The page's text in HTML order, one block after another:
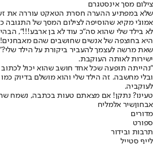
צילום מסך אינסטגרם
שלא במפתיע ההערה חסרת הטאקט עוררה את
אמוג'י מקיא שהוסיפה לצילום המסך של
לא בילד שלי שהוא סה״כ עוד לא בן ארבע!!!",
היא בחוצפה של אנשים שחושבים שהם
שאת מרשה לעצמך להעביר ביקורת על הילד
ישירות לאותה העוקבת.
"נהייתה תופעה שכל אחד חושב שהוא יכול
ובלי מחשבה. זה הילד שלי והוא מושלם בדיוק
לעוקביה.
טעינו? נתקן! אם מצאתם טעות בכתבה, נשמח
אבחוןשיר אלמליח
מדורים
ספורט
תרבות ובידור
לייף סטייל